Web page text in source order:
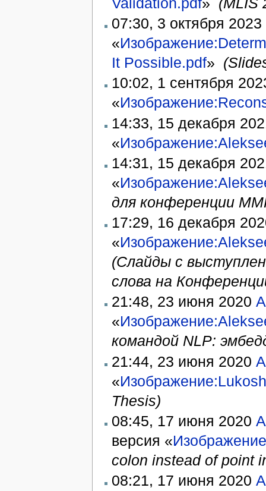
07:30, 3 октября 2023
«
It Possible.pdf» ‎
10:02, 1 сентября
«
14:33, 15 декабря
«
14:31, 15 декабря
«
для конференции
17:29, 16 декабря
«
(Слайды с
слова на
21:48, 23 июня 2020
«
командой NLP:
21:44, 23 июня 2020
«
Thesis)
08:45, 17 июня 2020
версия «
colon instead of point
08:21, 17 июня 2020